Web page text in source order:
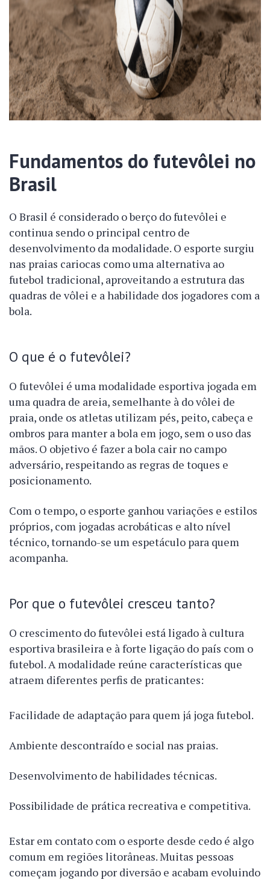
Fundamentos do futevôlei no
Brasil
O Brasil é considerado o berço do futevôlei e
continua sendo o principal centro de
desenvolvimento da modalidade. O esporte surgiu
nas praias cariocas como uma alternativa ao
futebol tradicional, aproveitando a estrutura das
quadras de vôlei e a habilidade dos jogadores com a
bola.
O que é o futevôlei?
O futevôlei é uma modalidade esportiva jogada em
uma quadra de areia, semelhante à do vôlei de
praia, onde os atletas utilizam pés, peito, cabeça e
ombros para manter a bola em jogo, sem o uso das
mãos. O objetivo é fazer a bola cair no campo
adversário, respeitando as regras de toques e
posicionamento.
Com o tempo, o esporte ganhou variações e estilos
próprios, com jogadas acrobáticas e alto nível
técnico, tornando-se um espetáculo para quem
acompanha.
Por que o futevôlei cresceu tanto?
O crescimento do futevôlei está ligado à cultura
esportiva brasileira e à forte ligação do país com o
futebol. A modalidade reúne características que
atraem diferentes perfis de praticantes:
Facilidade de adaptação para quem já joga futebol.
Ambiente descontraído e social nas praias.
Desenvolvimento de habilidades técnicas.
Possibilidade de prática recreativa e competitiva.
Estar em contato com o esporte desde cedo é algo
comum em regiões litorâneas. Muitas pessoas
começam jogando por diversão e acabam evoluindo